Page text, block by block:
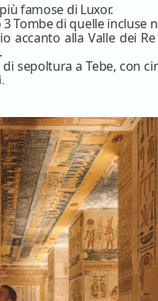
famose di Luxor.
Tombe di quelle incluse
accanto alla Valle dei
sepoltura a Tebe, con
della Regina
della costa
e Pasqua) le
l’alta qualità del